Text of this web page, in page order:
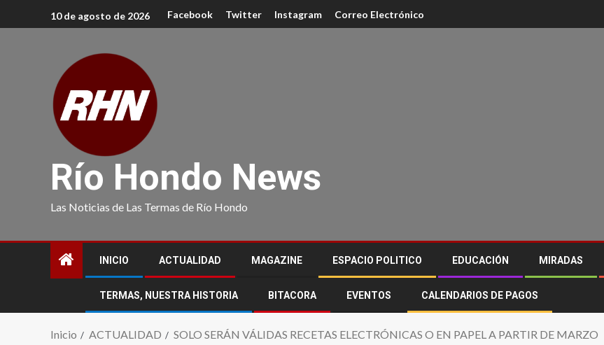
10 de agosto de 2026 Facebook Twitter Instagram Correo Electrónico
Río Hondo News
Las Noticias de Las Termas de Río Hondo
INICIO ACTUALIDAD MAGAZINE ESPACIO POLITICO EDUCACIÓN MIRADAS
TERMAS, NUESTRA HISTORIA BITACORA EVENTOS CALENDARIOS DE PAGOS
Inicio ACTUALIDAD SOLO SERÁN VÁLIDAS RECETAS ELECTRÓNICAS O EN PAPEL A PARTIR DE MARZO